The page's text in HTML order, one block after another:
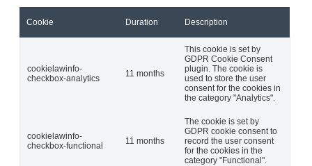
Cookie Duration Description
cookielawinfo-
checkbox-analytics
11 months
This cookie is set by
GDPR Cookie Consent
plugin. The cookie is
used to store the user
consent for the cookies in
the category "Analytics".
cookielawinfo-
checkbox-functional
11 months
The cookie is set by
GDPR cookie consent to
record the user consent
for the cookies in the
category "Functional".